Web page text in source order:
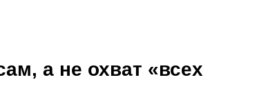
а не охват «всех